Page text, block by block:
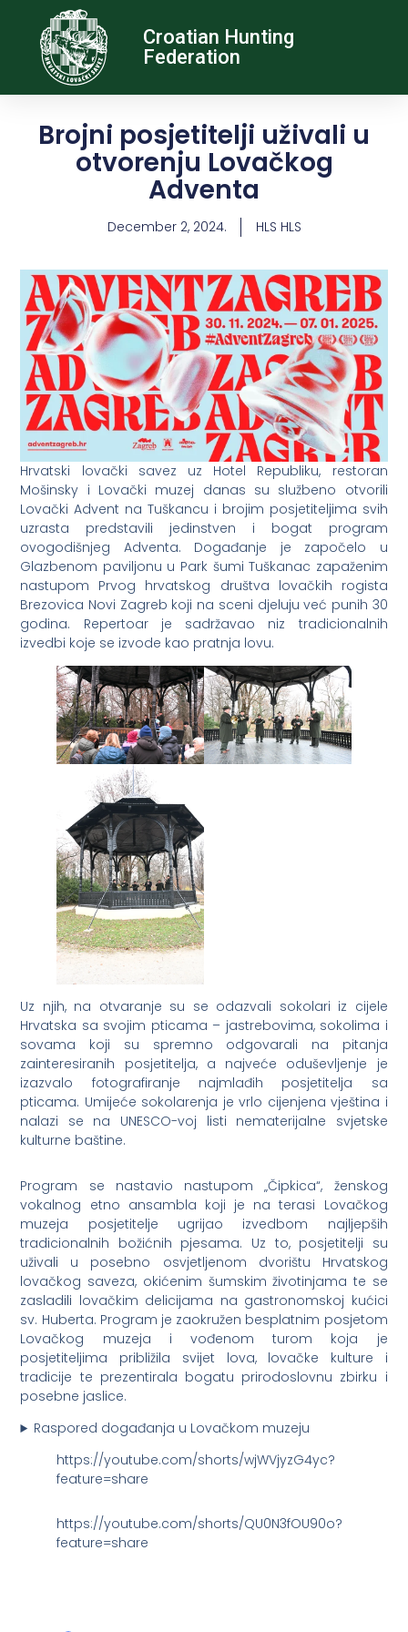
Croatian Hunting
Federation
Brojni posjetitelji uživali u
otvorenju Lovačkog
Adventa
December 2, 2024. HLS HLS
Hrvatski lovački savez uz Hotel Republiku, restoran
Mošinsky i Lovački muzej danas su službeno otvorili
Lovački Advent na Tuškancu i brojim posjetiteljima svih
uzrasta predstavili jedinstven i bogat program
ovogodišnjeg Adventa. Događanje je započelo u
Glazbenom paviljonu u Park šumi Tuškanac zapaženim
nastupom Prvog hrvatskog društva lovačkih rogista
Brezovica Novi Zagreb koji na sceni djeluju već punih 30
godina. Repertoar je sadržavao niz tradicionalnih
izvedbi koje se izvode kao pratnja lovu.
Uz njih, na otvaranje su se odazvali sokolari iz cijele
Hrvatska sa svojim pticama – jastrebovima, sokolima i
sovama koji su spremno odgovarali na pitanja
zainteresiranih posjetitelja, a najveće oduševljenje je
izazvalo fotografiranje najmlađih posjetitelja sa
pticama. Umijeće sokolarenja je vrlo cijenjena vještina i
nalazi se na UNESCO-voj listi nematerijalne svjetske
kulturne baštine.
Program se nastavio nastupom „Čipkica“, ženskog
vokalnog etno ansambla koji je na terasi Lovačkog
muzeja posjetitelje ugrijao izvedbom najljepših
tradicionalnih božićnih pjesama. Uz to, posjetitelji su
uživali u posebno osvjetljenom dvorištu Hrvatskog
lovačkog saveza, okićenim šumskim životinjama te se
zasladili lovačkim delicijama na gastronomskoj kućici
sv. Huberta. Program je zaokružen besplatnim posjetom
Lovačkog muzeja i vođenom turom koja je
posjetiteljima približila svijet lova, lovačke kulture i
tradicije te prezentirala bogatu prirodoslovnu zbirku i
posebne jaslice.
Raspored događanja u Lovačkom muzeju
https://youtube.com/shorts/wjWVjyzG4yc?
feature=share
https://youtube.com/shorts/QU0N3fOU90o?
feature=share